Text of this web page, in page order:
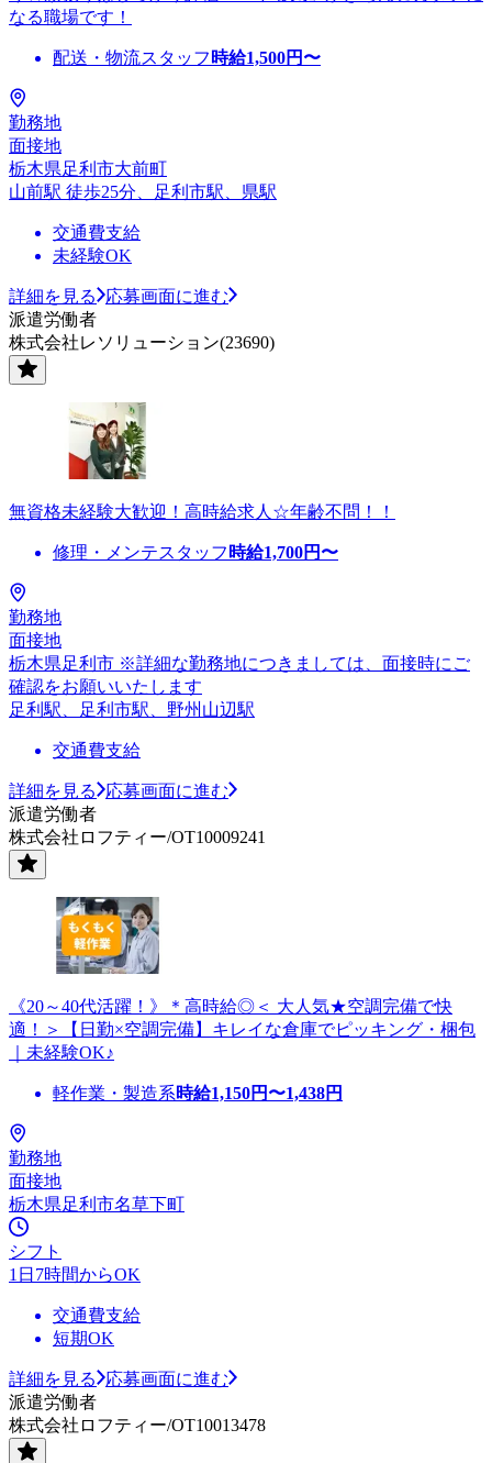
なる職場です！
配送・物流スタッフ 時給1,500円〜
勤務地
面接地
栃木県足利市大前町
山前駅 徒歩25分、足利市駅、県駅
交通費支給
未経験OK
詳細を見る
応募画面に進む
派遣労働者
株式会社レソリューション(23690)
無資格未経験大歓迎！高時給求人☆年齢不問！！
修理・メンテスタッフ 時給1,700円〜
勤務地
面接地
栃木県足利市 ※詳細な勤務地につきましては、面接時にご
確認をお願いいたします
足利駅、足利市駅、野州山辺駅
交通費支給
詳細を見る
応募画面に進む
派遣労働者
株式会社ロフティー/OT10009241
《20～40代活躍！》＊高時給◎＜ 大人気★空調完備で快
適！＞【日勤×空調完備】キレイな倉庫でピッキング・梱包
｜未経験OK♪
軽作業・製造系時給1,150円〜1,438円
勤務地
面接地
栃木県足利市名草下町
シフト
1日7時間からOK
交通費支給
短期OK
詳細を見る
応募画面に進む
派遣労働者
株式会社ロフティー/OT10013478